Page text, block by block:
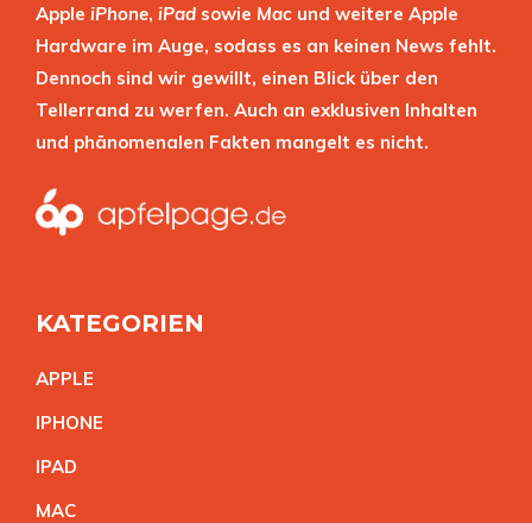
Apple iPhone, iPad sowie Mac und weitere Apple
Hardware im Auge, sodass es an keinen News fehlt.
Dennoch sind wir gewillt, einen Blick über den
Tellerrand zu werfen. Auch an exklusiven Inhalten
und phänomenalen Fakten mangelt es nicht.
KATEGORIEN
APPLE
IPHONE
IPAD
MAC